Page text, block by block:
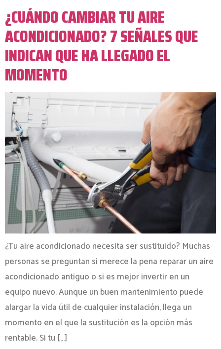
¿CUÁNDO CAMBIAR TU AIRE
ACONDICIONADO? 7 SEÑALES QUE
INDICAN QUE HA LLEGADO EL
MOMENTO
¿Tu aire acondicionado necesita ser sustituido? Muchas
personas se preguntan si merece la pena reparar un aire
acondicionado antiguo o si es mejor invertir en un
equipo nuevo. Aunque un buen mantenimiento puede
alargar la vida útil de cualquier instalación, llega un
momento en el que la sustitución es la opción más
rentable. Si tu […]